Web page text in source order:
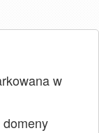
w
domeny